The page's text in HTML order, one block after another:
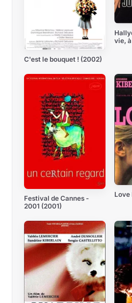
C'est le bouquet ! (2002)
vie,
Festival de Cannes -
2001 (2001)
Love